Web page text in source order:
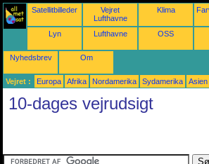
Satellitbilleder
Vejret
Lufthavne
Klima
Lyn Lufthavne OSS
Nyhedsbrev Om
Vejret : Europa Afrika Nordamerika Sydamerika Asien
10-dages vejrudsigt